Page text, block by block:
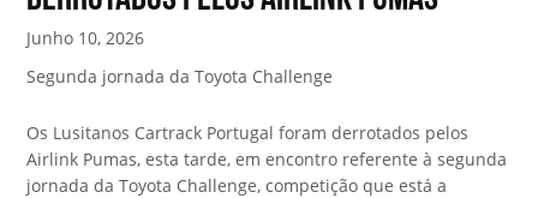
Junho 10, 2026
Segunda jornada da Toyota Challenge
Os Lusitanos Cartrack Portugal foram derrotados pelos
Airlink Pumas, esta tarde, em encontro referente à segunda
jornada da Toyota Challenge, competição que está a